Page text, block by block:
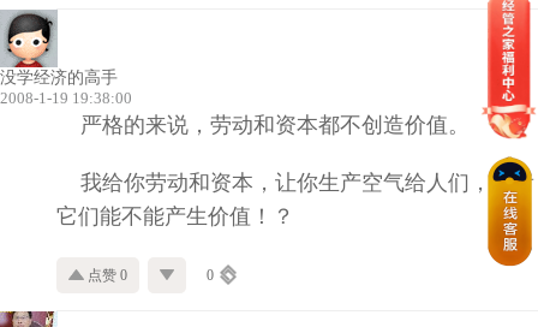
没学经济的高手
2008-1-19 19:38:00
严格的来说，劳动和资本都不创造价值。
我给你劳动和资本，让你生产空气给人们，看看
它们能不能产生价值！？
点赞 0 0